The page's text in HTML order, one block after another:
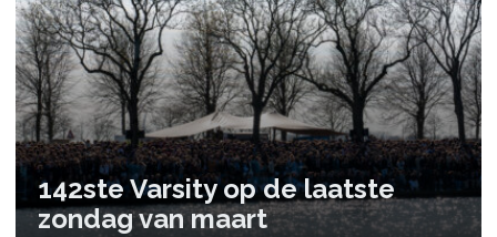
142ste Varsity op de laatste
zondag van maart